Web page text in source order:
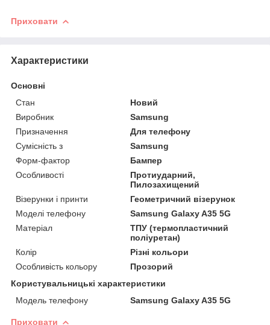
Приховати
Характеристики
Основні
Стан
Новий
Виробник
Samsung
Призначення
Для телефону
Сумісність з
Samsung
Форм-фактор
Бампер
Особливості
Протиударний,
Пилозахищений
Візерунки і принти
Геометричний візерунок
Моделі телефону
Samsung Galaxy A35 5G
Матеріал
ТПУ (термопластичний
поліуретан)
Колір
Різні кольори
Особливість кольору
Прозорий
Користувальницькі характеристики
Модель телефону
Samsung Galaxy A35 5G
Приховати